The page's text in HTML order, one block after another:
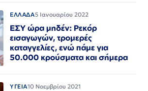
ΕΛΛΑΔΑ5 Ιανουαρίου 2022
ΕΣΥ ώρα μηδέν: Ρεκόρ
εισαγωγών, τρομερές
καταγγελίες, ενώ πάμε για
50.000 κρούσματα και σήμερα
ΥΓΕΙΑ10 Νοεμβρίου 2021